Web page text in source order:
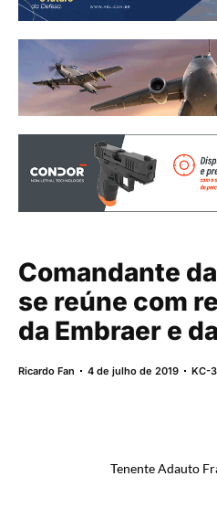
Comandante
se reúne com
da Embraer e
Ricardo Fan 4 de julho de 2019 KC-
Tenente Adauto